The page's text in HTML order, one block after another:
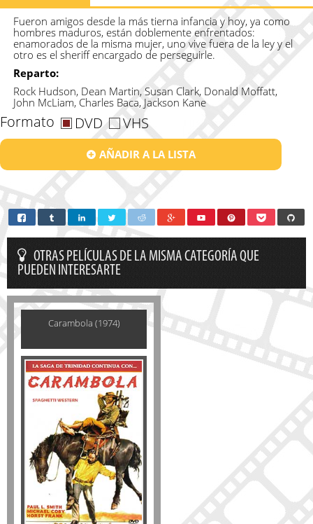
Fueron amigos desde la más tierna infancia y hoy, ya como
hombres maduros, están doblemente enfrentados:
enamorados de la misma mujer, uno vive fuera de la ley y el
otro es el sheriff encargado de perseguirle.
Reparto:
Rock Hudson, Dean Martin, Susan Clark, Donald Moffatt,
John McLiam, Charles Baca, Jackson Kane
Formato DVD VHS
AÑADIR A LA LISTA
OTRAS PELÍCULAS DE LA MISMA CATEGORÍA QUE
PUEDEN INTERESARTE
Carambola (1974)